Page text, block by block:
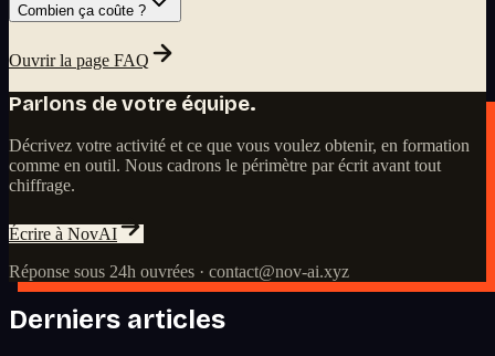
Combien ça coûte ?
Ouvrir la page FAQ
Parlons de votre équipe.
Décrivez votre activité et ce que vous voulez obtenir, en formation
comme en outil. Nous cadrons le périmètre par écrit avant tout
chiffrage.
Écrire à NovAI
Réponse sous 24h ouvrées · contact@nov-ai.xyz
Derniers articles